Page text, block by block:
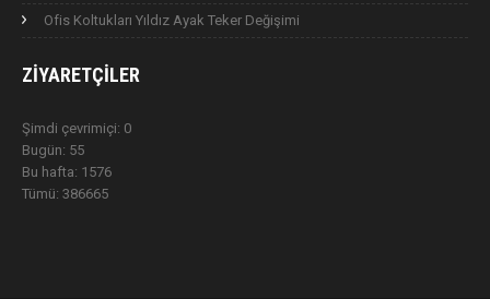
Ofis Koltukları Yıldız Ayak Teker Değişimi
ZIYARETÇILER
Şimdi çevrimiçi: 0
Bugün: 55
Bu hafta: 1576
Tümü: 386665